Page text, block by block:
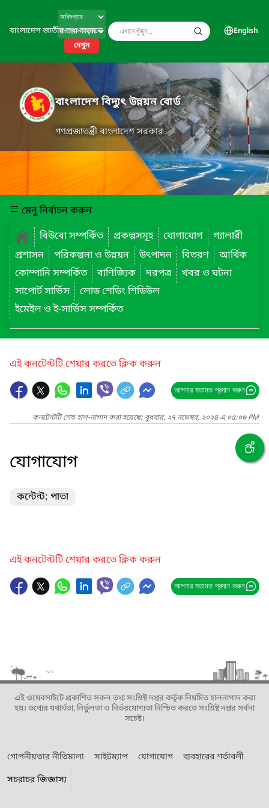
বাংলাদেশ জাতীয় তথ্য বাতায়ন
দেখুন
English
বাংলাদেশ বিদ্যুৎ উন্নয়ন বোর্ড
গণপ্রজাতন্ত্রী বাংলাদেশ সরকার
মেনু নির্বাচন করুন
বিউবো সম্পর্কিত
প্রকল্পসমূহ যোগাযোগ
গ্যালারী
প্রশাসন
পরিকল্পনা ও উন্নয়ন উৎপাদন বিতরণ
আর্থিক
কোম্পানি সম্পর্কিত
বাণিজ্যিক দরপত্র
খবর ও ঘটনা
সাপোর্ট সার্ভিস
লোড শেডিং শিডিউল
ইমেইল ও ই-সার্ভিস সম্পর্কিত
এই কনটেন্টটি শেয়ার করতে ক্লিক করুন
আপনার মতামত প্রদান করুন
কনটেন্টটি শেষ হাল-নাগাদ করা হয়েছে: বুধবার, ২৭ নভেম্বর, ২০২৪ এ ০৫:০৬ PM
যোগাযোগ
কন্টেন্ট: পাতা
এই কনটেন্টটি শেয়ার করতে ক্লিক করুন
আপনার মতামত প্রদান করুন
এই ওয়েবসাইটে প্রকাশিত সকল তথ্য সংশ্লিষ্ট দপ্তর কর্তৃক নিয়মিত হালনাগাদ করা
হয়। তথ্যের যথার্থতা, নির্ভুলতা ও নির্ভরযোগ্যতা নিশ্চিত করতে সংশ্লিষ্ট দপ্তর সর্বদা
সচেষ্ট।
গোপনীয়তার নীতিমালা সাইটম্যাপ যোগাযোগ
ব্যবহারের শর্তাবলী
সচরাচর জিজ্ঞাস্য